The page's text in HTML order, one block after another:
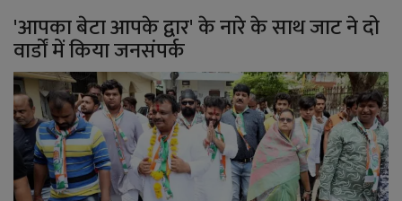
'आपका बेटा आपके द्वार' के नारे के साथ जाट ने दो
वार्डों में किया जनसंपर्क